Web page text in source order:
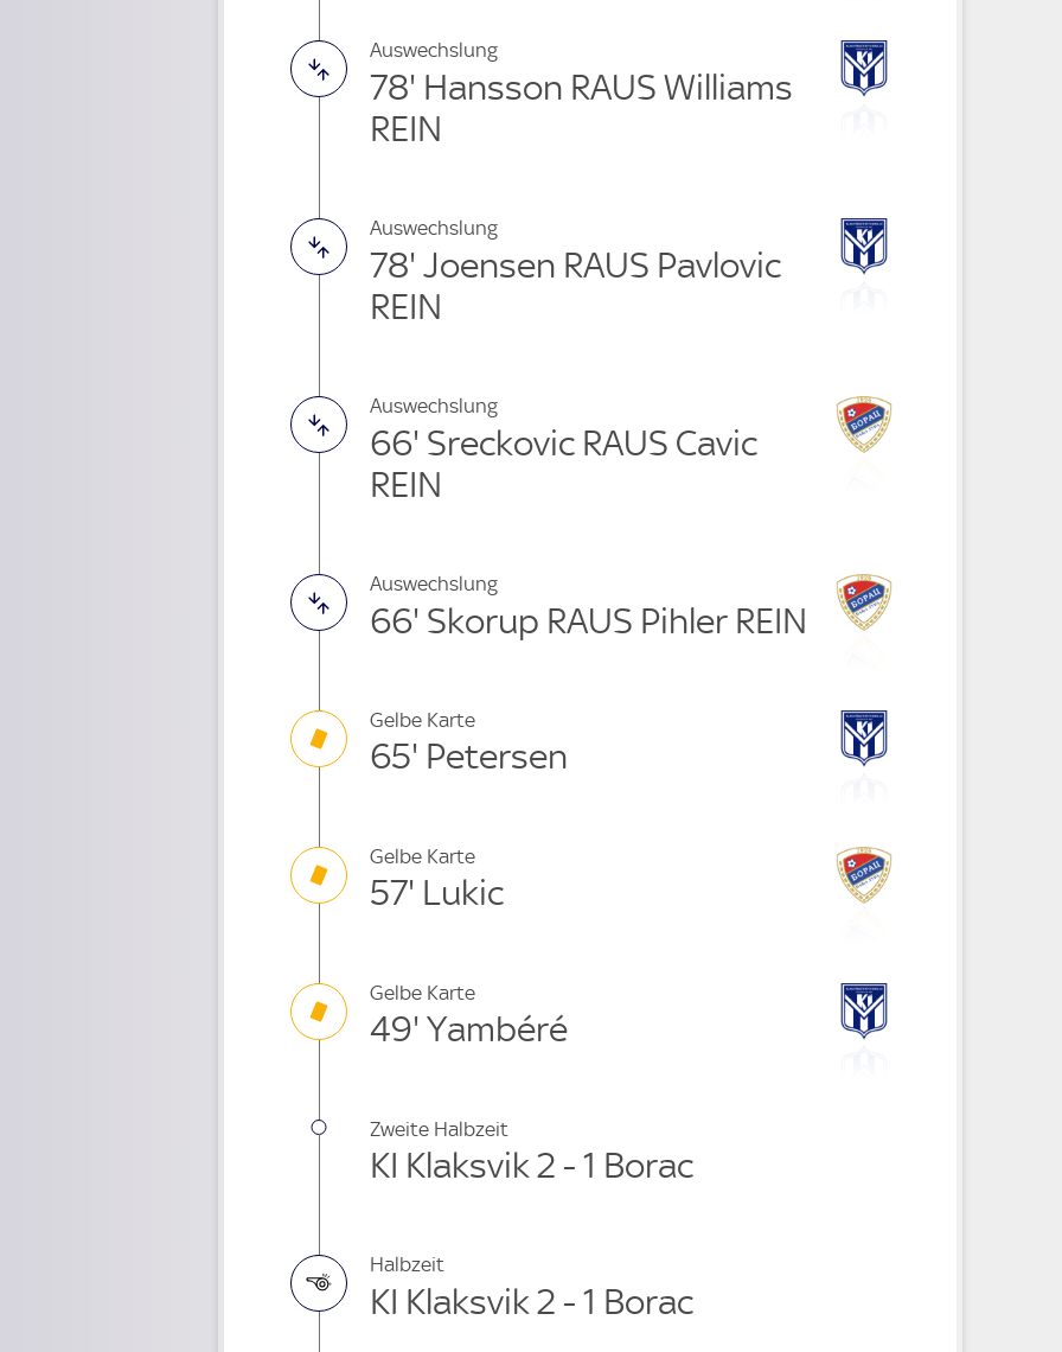
Auswechslung
78' Hansson RAUS Williams
REIN
Auswechslung
78' Joensen RAUS Pavlovic
REIN
Auswechslung
66' Sreckovic RAUS Cavic
REIN
Auswechslung
66' Skorup RAUS Pihler REIN
Gelbe Karte
65' Petersen
Gelbe Karte
57' Lukic
Gelbe Karte
49' Yambéré
Zweite Halbzeit
KI Klaksvik 2 - 1 Borac
Halbzeit
KI Klaksvik 2 - 1 Borac